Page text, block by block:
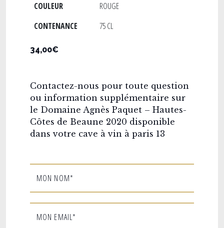
COULEUR
ROUGE
CONTENANCE
75 CL
34,00€
Contactez-nous pour toute question
ou information supplémentaire sur
le Domaine Agnès Paquet – Hautes-
Côtes de Beaune 2020 disponible
dans votre cave à vin à paris 13
MON NOM*
MON EMAIL*